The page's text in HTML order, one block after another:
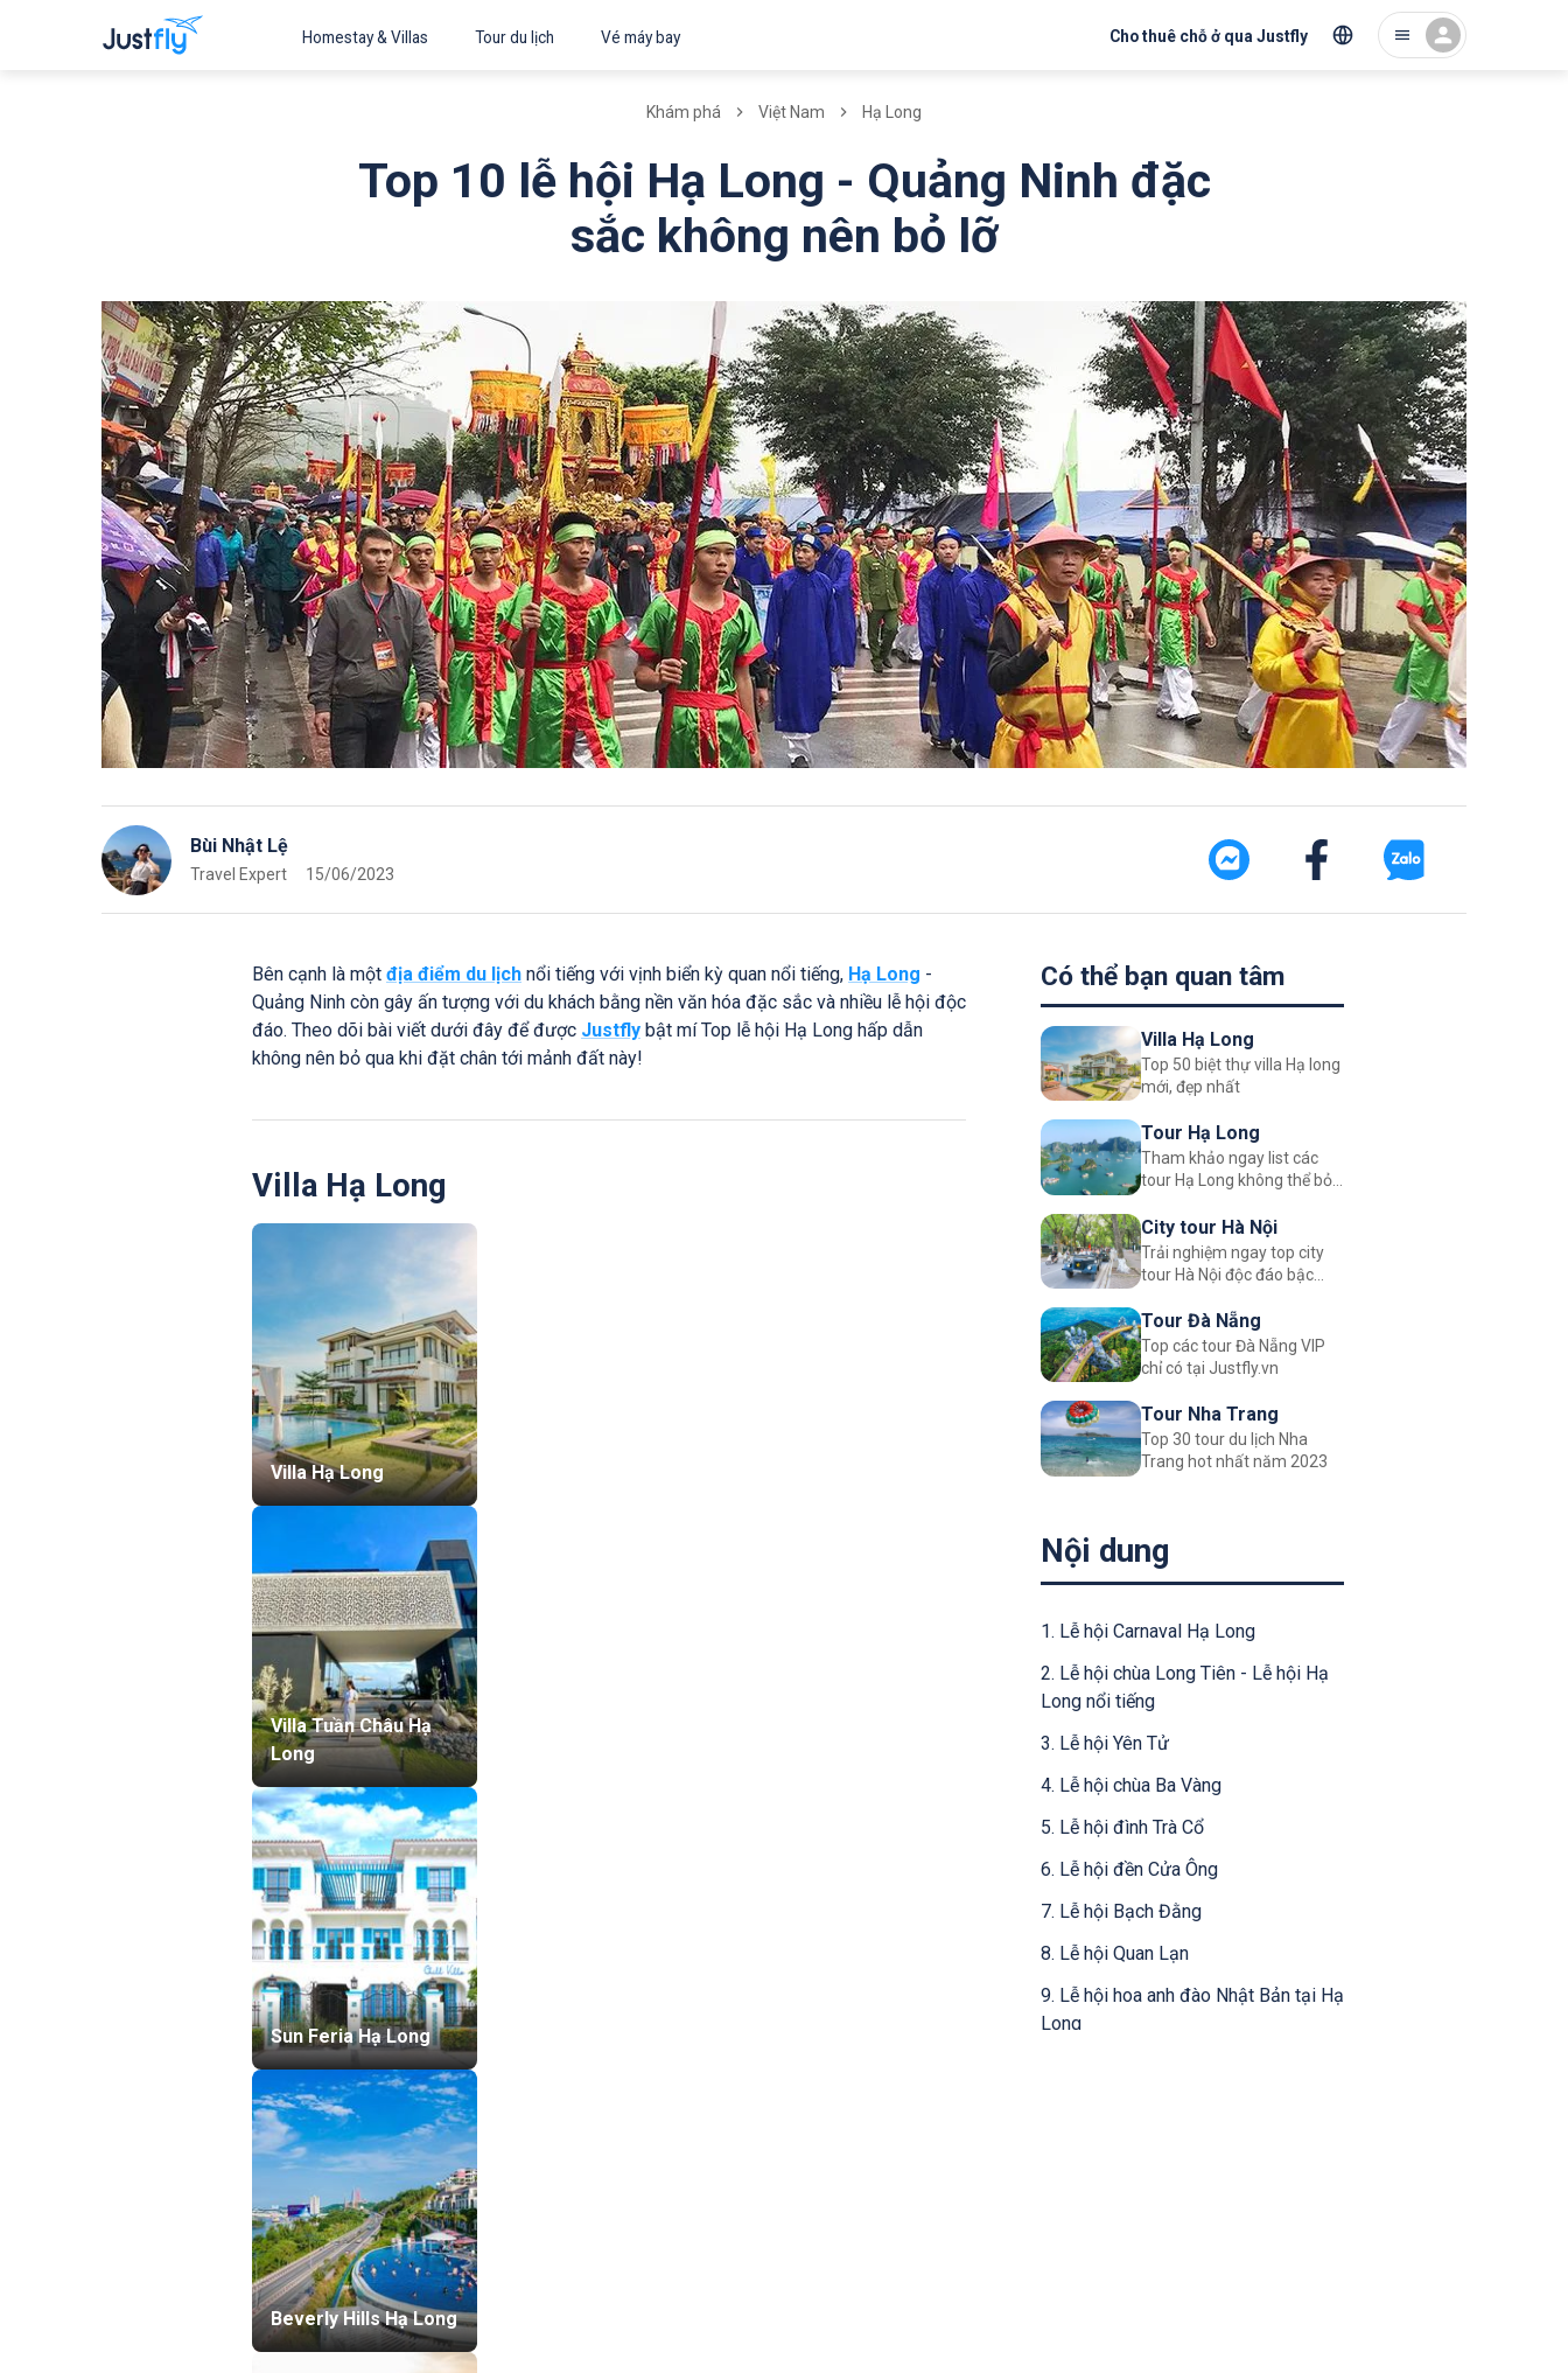
Homestay & Villas Tour du lịch Vé máy bay Cho thuê chỗ ở qua Justfly
Khám phá Việt Nam Hạ Long
Top 10 lễ hội Hạ Long - Quảng Ninh đặc
sắc không nên bỏ lỡ
Bùi Nhật Lệ
Travel Expert 15/06/2023
Bên cạnh là một địa điểm du lịch nổi tiếng với vịnh biển kỳ quan nổi tiếng, Hạ Long -
Quảng Ninh còn gây ấn tượng với du khách bằng nền văn hóa đặc sắc và nhiều lễ hội độc
đáo. Theo dõi bài viết dưới đây để được Justfly bật mí Top lễ hội Hạ Long hấp dẫn
không nên bỏ qua khi đặt chân tới mảnh đất này!
Villa Hạ Long
Villa Hạ Long
Villa Tuần Châu Hạ
Long
Sun Feria Hạ Long
Beverly Hills Hạ Long
Có thể bạn quan tâm
Villa Hạ Long
Top 50 biệt thự villa Hạ long
mới, đẹp nhất
Tour Hạ Long
Tham khảo ngay list các
tour Hạ Long không thể bỏ
City tour Hà Nội
Trải nghiệm ngay top city
tour Hà Nội độc đáo bậc
Tour Đà Nẵng
Top các tour Đà Nẵng VIP
chỉ có tại Justfly.vn
Tour Nha Trang
Top 30 tour du lịch Nha
Trang hot nhất năm 2023
Nội dung
1. Lễ hội Carnaval Hạ Long
2. Lễ hội chùa Long Tiên - Lễ hội Hạ
Long nổi tiếng
3. Lễ hội Yên Tử
4. Lễ hội chùa Ba Vàng
5. Lễ hội đình Trà Cổ
6. Lễ hội đền Cửa Ông
7. Lễ hội Bạch Đằng
8. Lễ hội Quan Lạn
9. Lễ hội hoa anh đào Nhật Bản tại Hạ
Long